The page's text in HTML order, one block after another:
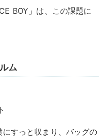
BOY」は、この課題に
ム
すっと収まり、バッグの